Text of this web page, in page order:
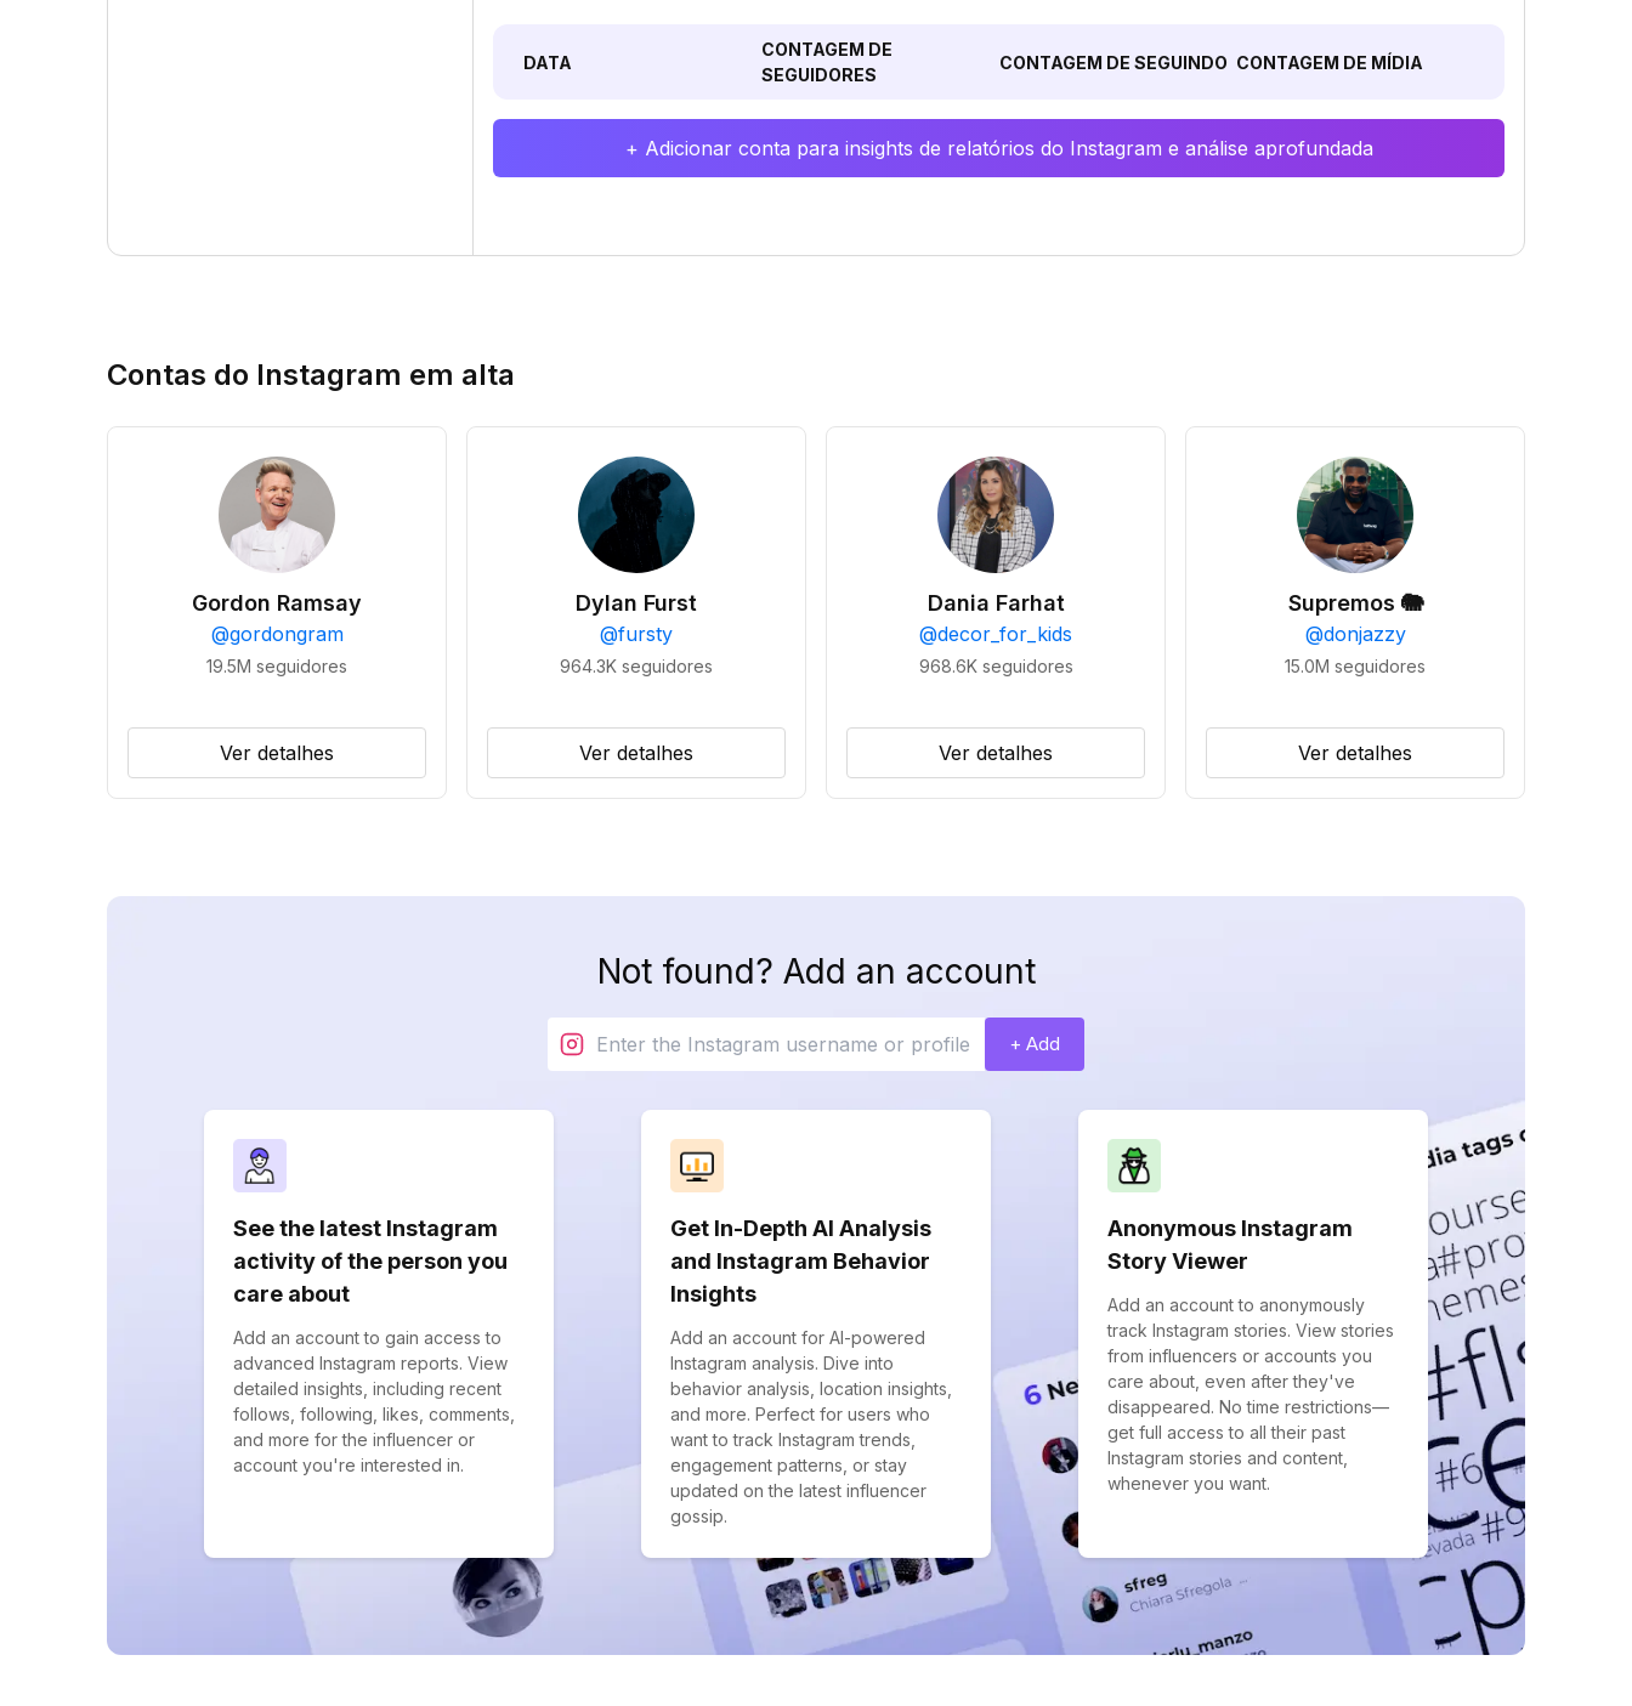
DATA
CONTAGEM DE
SEGUIDORES
CONTAGEM DE SEGUINDO CONTAGEM DE MÍDIA
+ Adicionar conta para insights de relatórios do Instagram e análise aprofundada
Contas do Instagram em alta
Gordon Ramsay
@gordongram
19.5M seguidores
Ver detalhes
Dylan Furst
@fursty
964.3K seguidores
Ver detalhes
Dania Farhat
@decor_for_kids
968.6K seguidores
Ver detalhes
Supremos 🐘
@donjazzy
15.0M seguidores
Ver detalhes
Not found? Add an account
+ Add
See the latest Instagram
activity of the person you
care about
Add an account to gain access to
advanced Instagram reports. View
detailed insights, including recent
follows, following, likes, comments,
and more for the influencer or
account you're interested in.
Get In-Depth AI Analysis
and Instagram Behavior
Insights
Add an account for AI-powered
Instagram analysis. Dive into
behavior analysis, location insights,
and more. Perfect for users who
want to track Instagram trends,
engagement patterns, or stay
updated on the latest influencer
gossip.
Anonymous Instagram
Story Viewer
Add an account to anonymously
track Instagram stories. View stories
from influencers or accounts you
care about, even after they've
disappeared. No time restrictions—
get full access to all their past
Instagram stories and content,
whenever you want.